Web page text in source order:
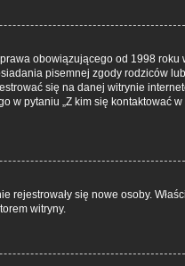
obowiązującego od 1998
pisemnej zgody rodziców
się na danej witrynie
w pytaniu „Z kim się kontaktować
rejestrowały się nowe osoby.
witryny.